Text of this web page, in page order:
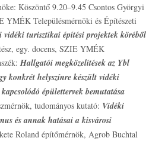
Köszöntő 9.20–9.45 Csontos Györgyi
YMÉK Településmérnöki és Építészeti
vidéki turisztikai építési projektek köréből
egy. docens, SZIE YMÉK
Hallgatói megközelítések az Ybl
konkrét helyszínre készült vidéki
épülettervek bemutatása
tudományos kutató: Vidéki
és annak hatásai a kisvárosi
Roland építőmérnök, Agrob Buchtal